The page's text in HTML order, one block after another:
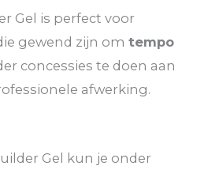
Gel is perfect voor
gewend zijn om tempo
concessies te doen aan
afwerking.
Gel kun je onder